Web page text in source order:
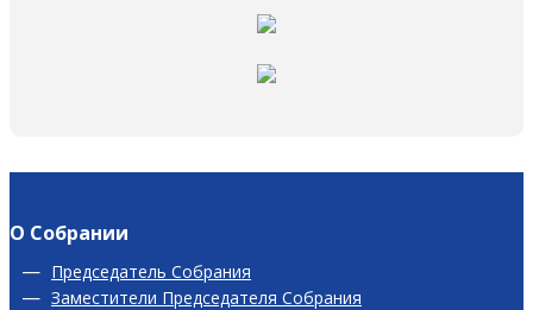
О Собрании
Председатель Собрания
Заместители Председателя Собрания